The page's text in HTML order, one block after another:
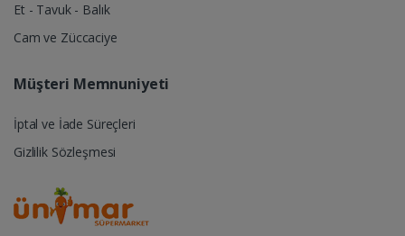
Et - Tavuk - Balık
Cam ve Züccaciye
Müşteri Memnuniyeti
İptal ve İade Süreçleri
Gizlilik Sözleşmesi